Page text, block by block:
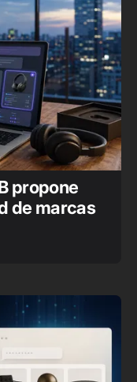
propone
de marcas